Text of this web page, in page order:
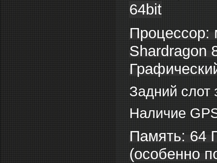
64bit
Процессор:
Shardragon
Задний слот
Наличие
Память: 64
(особенно